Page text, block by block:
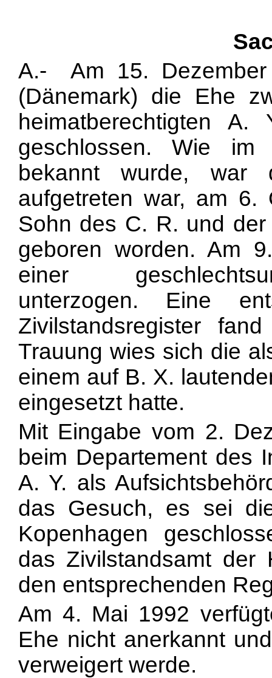
A.- Am 15. Dezember
(Dänemark) die Ehe
heimatberechtigten
geschlossen. Wie
bekannt wurde,
aufgetreten war, am 6.
Sohn des C. R. und
geboren worden. Am
einer
unterzogen. Eine
Zivilstandsregister
Trauung wies sich die
einem auf B. X.
eingesetzt hatte.
Mit Eingabe vom 2.
beim Departement des
A. Y. als
das Gesuch, es sei
Kopenhagen
das Zivilstandsamt der
den entsprechenden
Am 4. Mai 1992
Ehe nicht anerkannt
verweigert werde.